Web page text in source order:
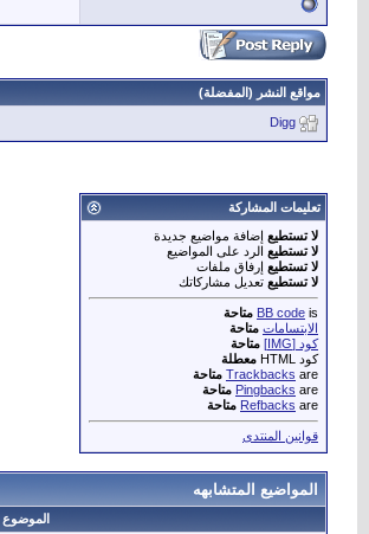
مواقع النشر (المفضلة)
Digg
تعليمات المشاركة
لا تستطيع إضافة مواضيع جديدة
لا تستطيع الرد على المواضيع
لا تستطيع إرفاق ملفات
لا تستطيع تعديل مشاركاتك
BB code is
متاحة
الابتسامات متاحة
كود [IMG]
متاحة
كود HTML
معطلة
Trackbacks are
متاحة
Pingbacks are
متاحة
Refbacks are متاحة
قوانين المنتدى
المواضيع المتشابهه
الموضوع